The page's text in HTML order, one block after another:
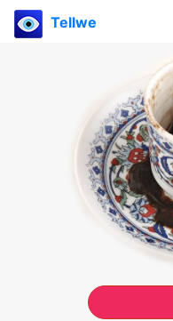
Tellwe